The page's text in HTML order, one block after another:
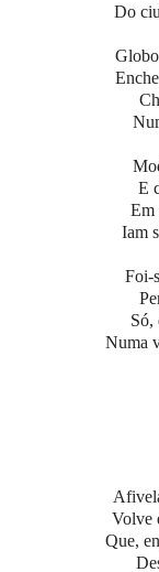
Do
E
Em
Iam
Foi-
Só,
Numa
Volve
Que,